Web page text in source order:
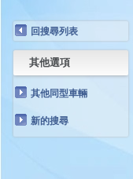
回搜尋列表
其他選項
其他同型車輛
新的搜尋